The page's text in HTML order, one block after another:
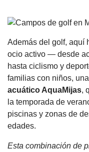
Además del golf, aquí
ocio activo — desde
hasta ciclismo y
familias con niños,
acuático AquaMijas,
la temporada de
piscinas y zonas de
edades.
Esta combinación de